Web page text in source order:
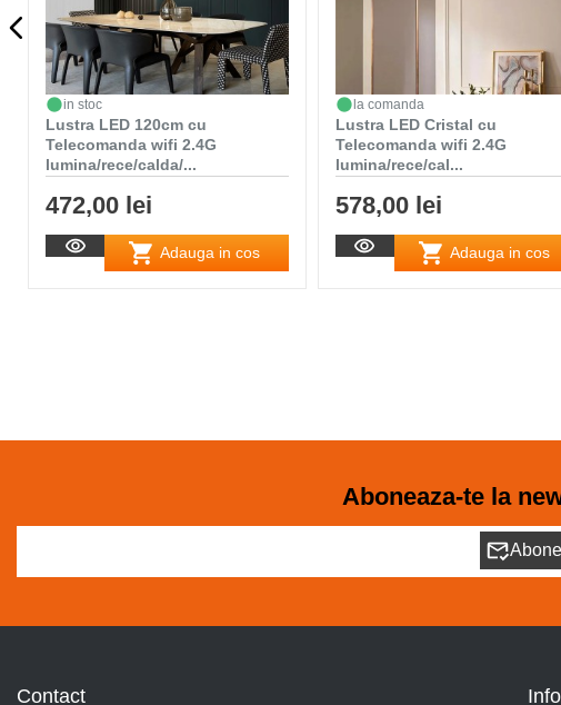
in stoc
Lustra LED 120cm cu
Telecomanda wifi 2.4G
lumina/rece/calda/...
472,00 lei
Adauga in cos
la comanda
Lustra LED Cristal cu
Telecomanda wifi 2.4G
lumina/rece/cal...
578,00 lei
Adauga in cos
Aboneaza-te la
Contact